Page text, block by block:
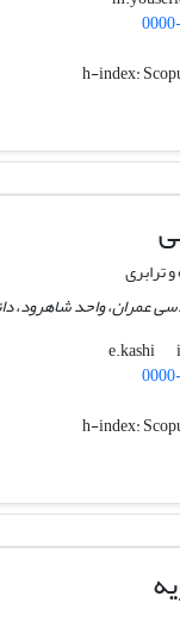
h-index:
ترابری
عمران، واحد شاهرود،
h-index: